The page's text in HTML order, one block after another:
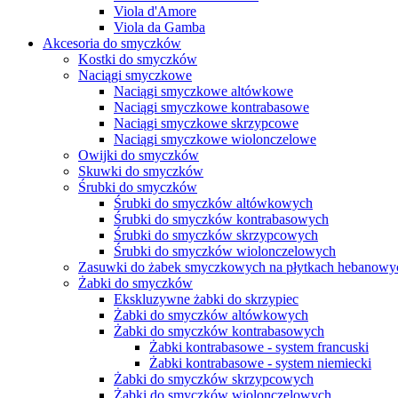
Viola d'Amore
Viola da Gamba
Akcesoria do smyczków
Kostki do smyczków
Naciągi smyczkowe
Naciągi smyczkowe altówkowe
Naciągi smyczkowe kontrabasowe
Naciągi smyczkowe skrzypcowe
Naciągi smyczkowe wiolonczelowe
Owijki do smyczków
Skuwki do smyczków
Śrubki do smyczków
Śrubki do smyczków altówkowych
Śrubki do smyczków kontrabasowych
Śrubki do smyczków skrzypcowych
Śrubki do smyczków wiolonczelowych
Zasuwki do żabek smyczkowych na płytkach
Żabki do smyczków
Ekskluzywne żabki do skrzypiec
Żabki do smyczków altówkowych
Żabki do smyczków kontrabasowych
Żabki kontrabasowe - system francuski
Żabki kontrabasowe - system niemiecki
Żabki do smyczków skrzypcowych
Żabki do smyczków wiolonczelowych